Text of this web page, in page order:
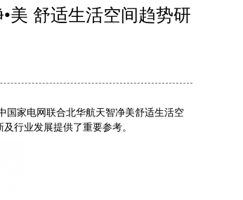
美 舒适生活空间趋势研
家电网联合北华航天智净美舒适生活空
行业发展提供了重要参考。